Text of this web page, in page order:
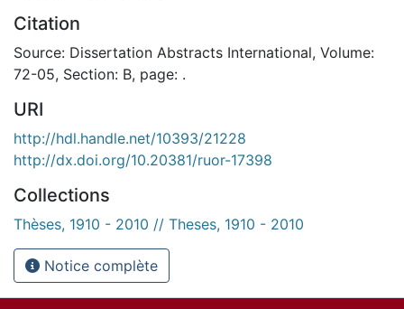
Citation
Source: Dissertation Abstracts International, Volume:
72-05, Section: B, page: .
URI
http://hdl.handle.net/10393/21228
http://dx.doi.org/10.20381/ruor-17398
Collections
Thèses, 1910 - 2010 // Theses, 1910 - 2010
Notice complète